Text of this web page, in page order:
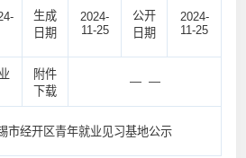
生成
日期
2024-
11-25
公开
日期
2024-
11-25
附件
下载
— —
市经开区青年就业见习基地公示